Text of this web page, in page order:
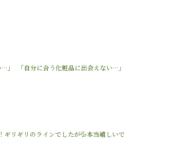
」 「自分に合う化粧品に出会えない…」
リギリのラインでしたが💦本当嬉しいで